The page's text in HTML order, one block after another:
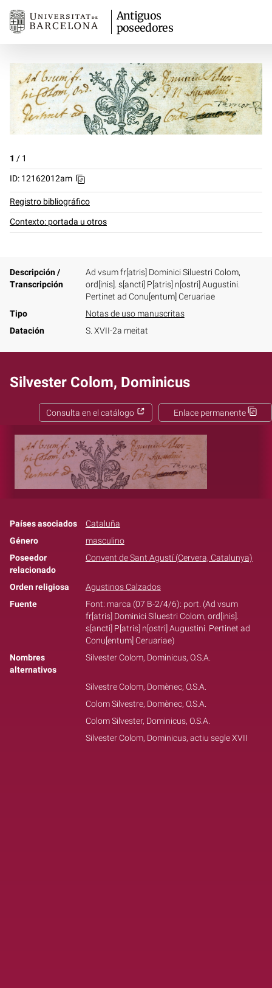
Antiguos
poseedores
1 / 1
ID: 12162012am
Registro bibliográfico
Contexto: portada u otros
Descripción /
Transcripción
Ad vsum fr[atris] Dominici Siluestri Colom,
ord[inis]. s[ancti] P[atris] n[ostri] Augustini.
Pertinet ad Conu[entum] Ceruariae
Tipo
Notas de uso manuscritas
Datación
S. XVII-2a meitat
Silvester Colom, Dominicus
Enlace permanente
Consulta en el catálogo
Países asociados
Cataluña
Género
masculino
Poseedor
relacionado
Convent de Sant Agustí (Cervera, Catalunya)
Orden religiosa
Agustinos Calzados
Fuente
Font: marca (07 B-2/4/6): port. (Ad vsum
fr[atris] Dominici Siluestri Colom, ord[inis].
s[ancti] P[atris] n[ostri] Augustini. Pertinet ad
Conu[entum] Ceruariae)
Nombres
alternativos
Silvester Colom, Dominicus, O.S.A.
Silvestre Colom, Domènec, O.S.A.
Colom Silvestre, Domènec, O.S.A.
Colom Silvester, Dominicus, O.S.A.
Silvester Colom, Dominicus, actiu segle XVII